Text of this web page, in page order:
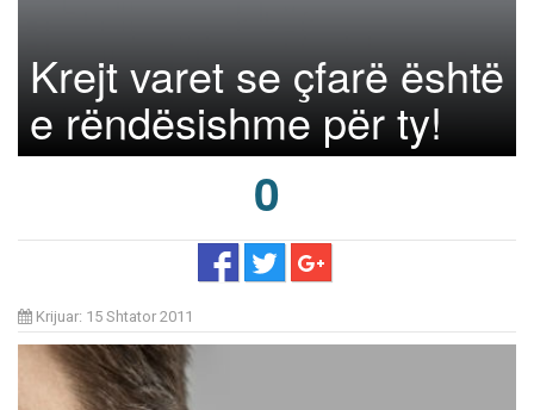
Krejt varet se çfarë është
e rëndësishme për ty!
0
Krijuar: 15 Shtator 2011